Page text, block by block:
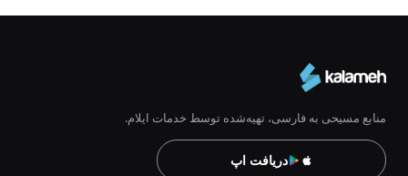
منابع مسیحی به فارسی، تهیه‌شده توسط خدمات ایلام.
دریافت اپ